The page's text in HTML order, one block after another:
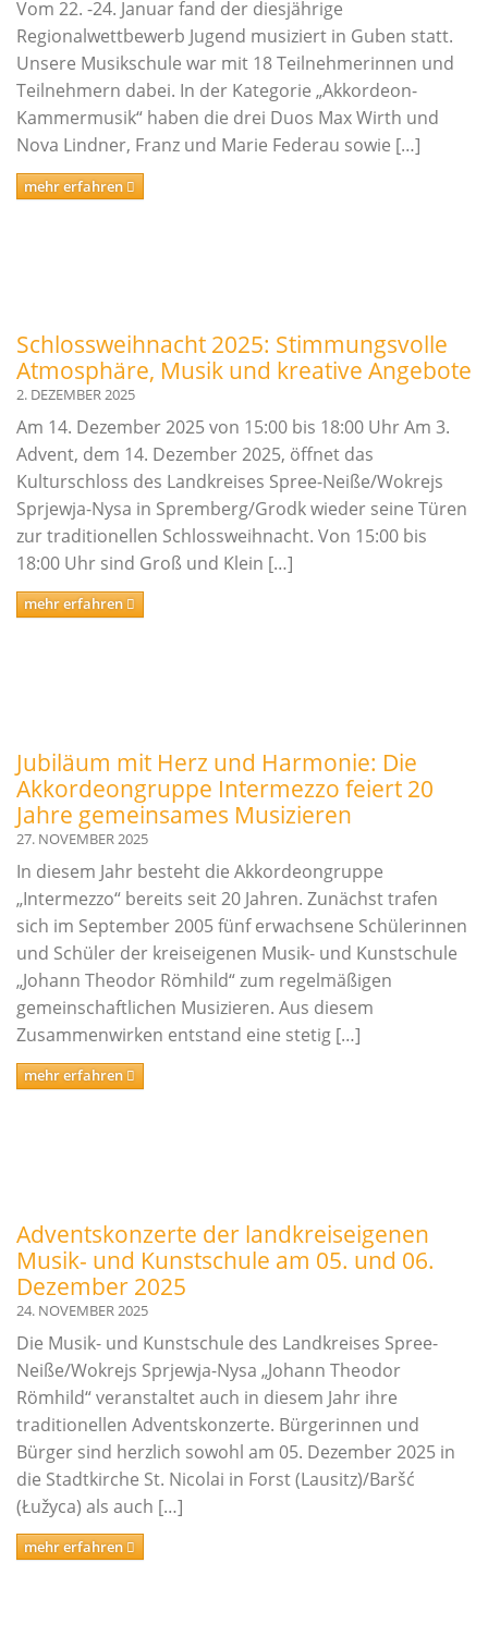
Vom 22. -24. Januar fand der diesjährige
Regionalwettbewerb Jugend musiziert in Guben statt.
Unsere Musikschule war mit 18 Teilnehmerinnen und
Teilnehmern dabei. In der Kategorie „Akkordeon-
Kammermusik“ haben die drei Duos Max Wirth und
Nova Lindner, Franz und Marie Federau sowie […]
mehr erfahren
Schlossweihnacht 2025: Stimmungsvolle
Atmosphäre, Musik und kreative Angebote
2. DEZEMBER 2025
Am 14. Dezember 2025 von 15:00 bis 18:00 Uhr Am 3.
Advent, dem 14. Dezember 2025, öffnet das
Kulturschloss des Landkreises Spree-Neiße/Wokrejs
Sprjewja-Nysa in Spremberg/Grodk wieder seine Türen
zur traditionellen Schlossweihnacht. Von 15:00 bis
18:00 Uhr sind Groß und Klein […]
mehr erfahren
Jubiläum mit Herz und Harmonie: Die
Akkordeongruppe Intermezzo feiert 20
Jahre gemeinsames Musizieren
27. NOVEMBER 2025
In diesem Jahr besteht die Akkordeongruppe
„Intermezzo“ bereits seit 20 Jahren. Zunächst trafen
sich im September 2005 fünf erwachsene Schülerinnen
und Schüler der kreiseigenen Musik- und Kunstschule
„Johann Theodor Römhild“ zum regelmäßigen
gemeinschaftlichen Musizieren. Aus diesem
Zusammenwirken entstand eine stetig […]
mehr erfahren
Adventskonzerte der landkreiseigenen
Musik- und Kunstschule am 05. und 06.
Dezember 2025
24. NOVEMBER 2025
Die Musik- und Kunstschule des Landkreises Spree-
Neiße/Wokrejs Sprjewja-Nysa „Johann Theodor
Römhild“ veranstaltet auch in diesem Jahr ihre
traditionellen Adventskonzerte. Bürgerinnen und
Bürger sind herzlich sowohl am 05. Dezember 2025 in
die Stadtkirche St. Nicolai in Forst (Lausitz)/Baršć
(Łužyca) als auch […]
mehr erfahren